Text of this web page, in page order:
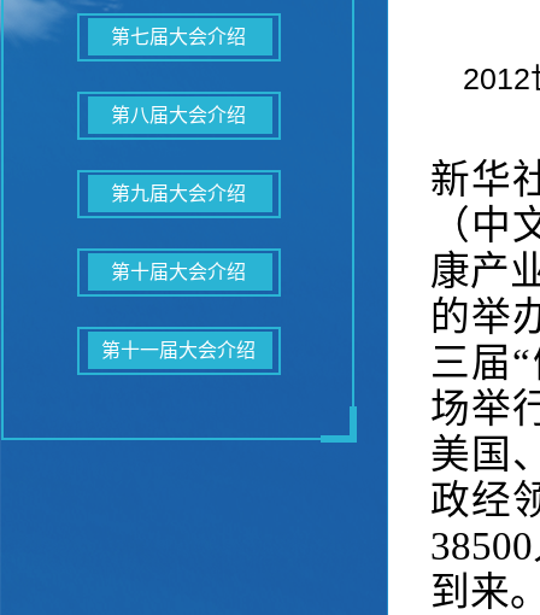
第七届大会介绍
第八届大会介绍
第九届大会介绍
第十届大会介绍
第十一届大会介绍
2012
新华
（
康产
的举
三届
场举
美国
政经
到来